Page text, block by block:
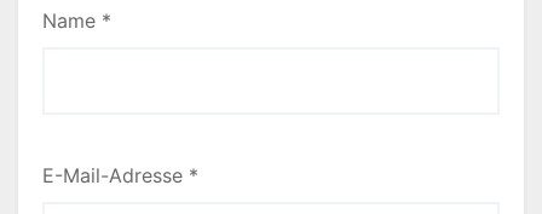
Name *
E-Mail-Adresse *